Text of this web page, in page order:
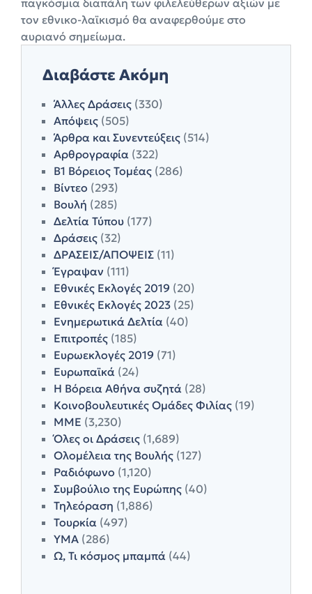
παγκόσμια διαπάλη των φιλελεύθερων αξιών με
τον εθνικο-λαϊκισμό θα αναφερθούμε στο
αυριανό σημείωμα.
Διαβάστε Ακόμη
Άλλες Δράσεις (330)
Απόψεις (505)
Άρθρα και Συνεντεύξεις (514)
Αρθρογραφία (322)
Β1 Βόρειος Τομέας (286)
Βίντεο (293)
Βουλή (285)
Δελτία Τύπου (177)
Δράσεις (32)
ΔΡΑΣΕΙΣ/ΑΠΟΨΕΙΣ (11)
Έγραψαν (111)
Εθνικές Εκλογές 2019 (20)
Εθνικές Εκλογές 2023 (25)
Ενημερωτικά Δελτία (40)
Επιτροπές (185)
Ευρωεκλογές 2019 (71)
Ευρωπαϊκά (24)
Η Βόρεια Αθήνα συζητά (28)
Κοινοβουλευτικές Ομάδες Φιλίας (19)
ΜΜΕ (3,230)
Όλες οι Δράσεις (1,689)
Ολομέλεια της Βουλής (127)
Ραδιόφωνο (1,120)
Συμβούλιο της Ευρώπης (40)
Τηλεόραση (1,886)
Τουρκία (497)
ΥΜΑ (286)
Ω, Τι κόσμος μπαμπά (44)